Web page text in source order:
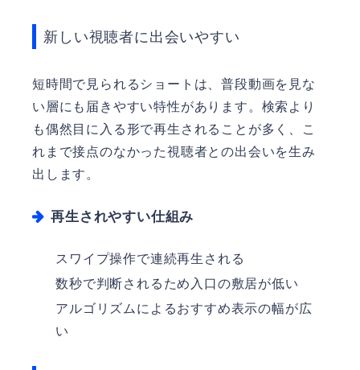
新しい視聴者に出会いやすい
短時間で見られるショートは、普段動画を見な
い層にも届きやすい特性があります。検索より
も偶然目に入る形で再生されることが多く、こ
れまで接点のなかった視聴者との出会いを生み
出します。
再生されやすい仕組み
スワイプ操作で連続再生される
数秒で判断されるため入口の敷居が低い
アルゴリズムによるおすすめ表示の幅が広
い